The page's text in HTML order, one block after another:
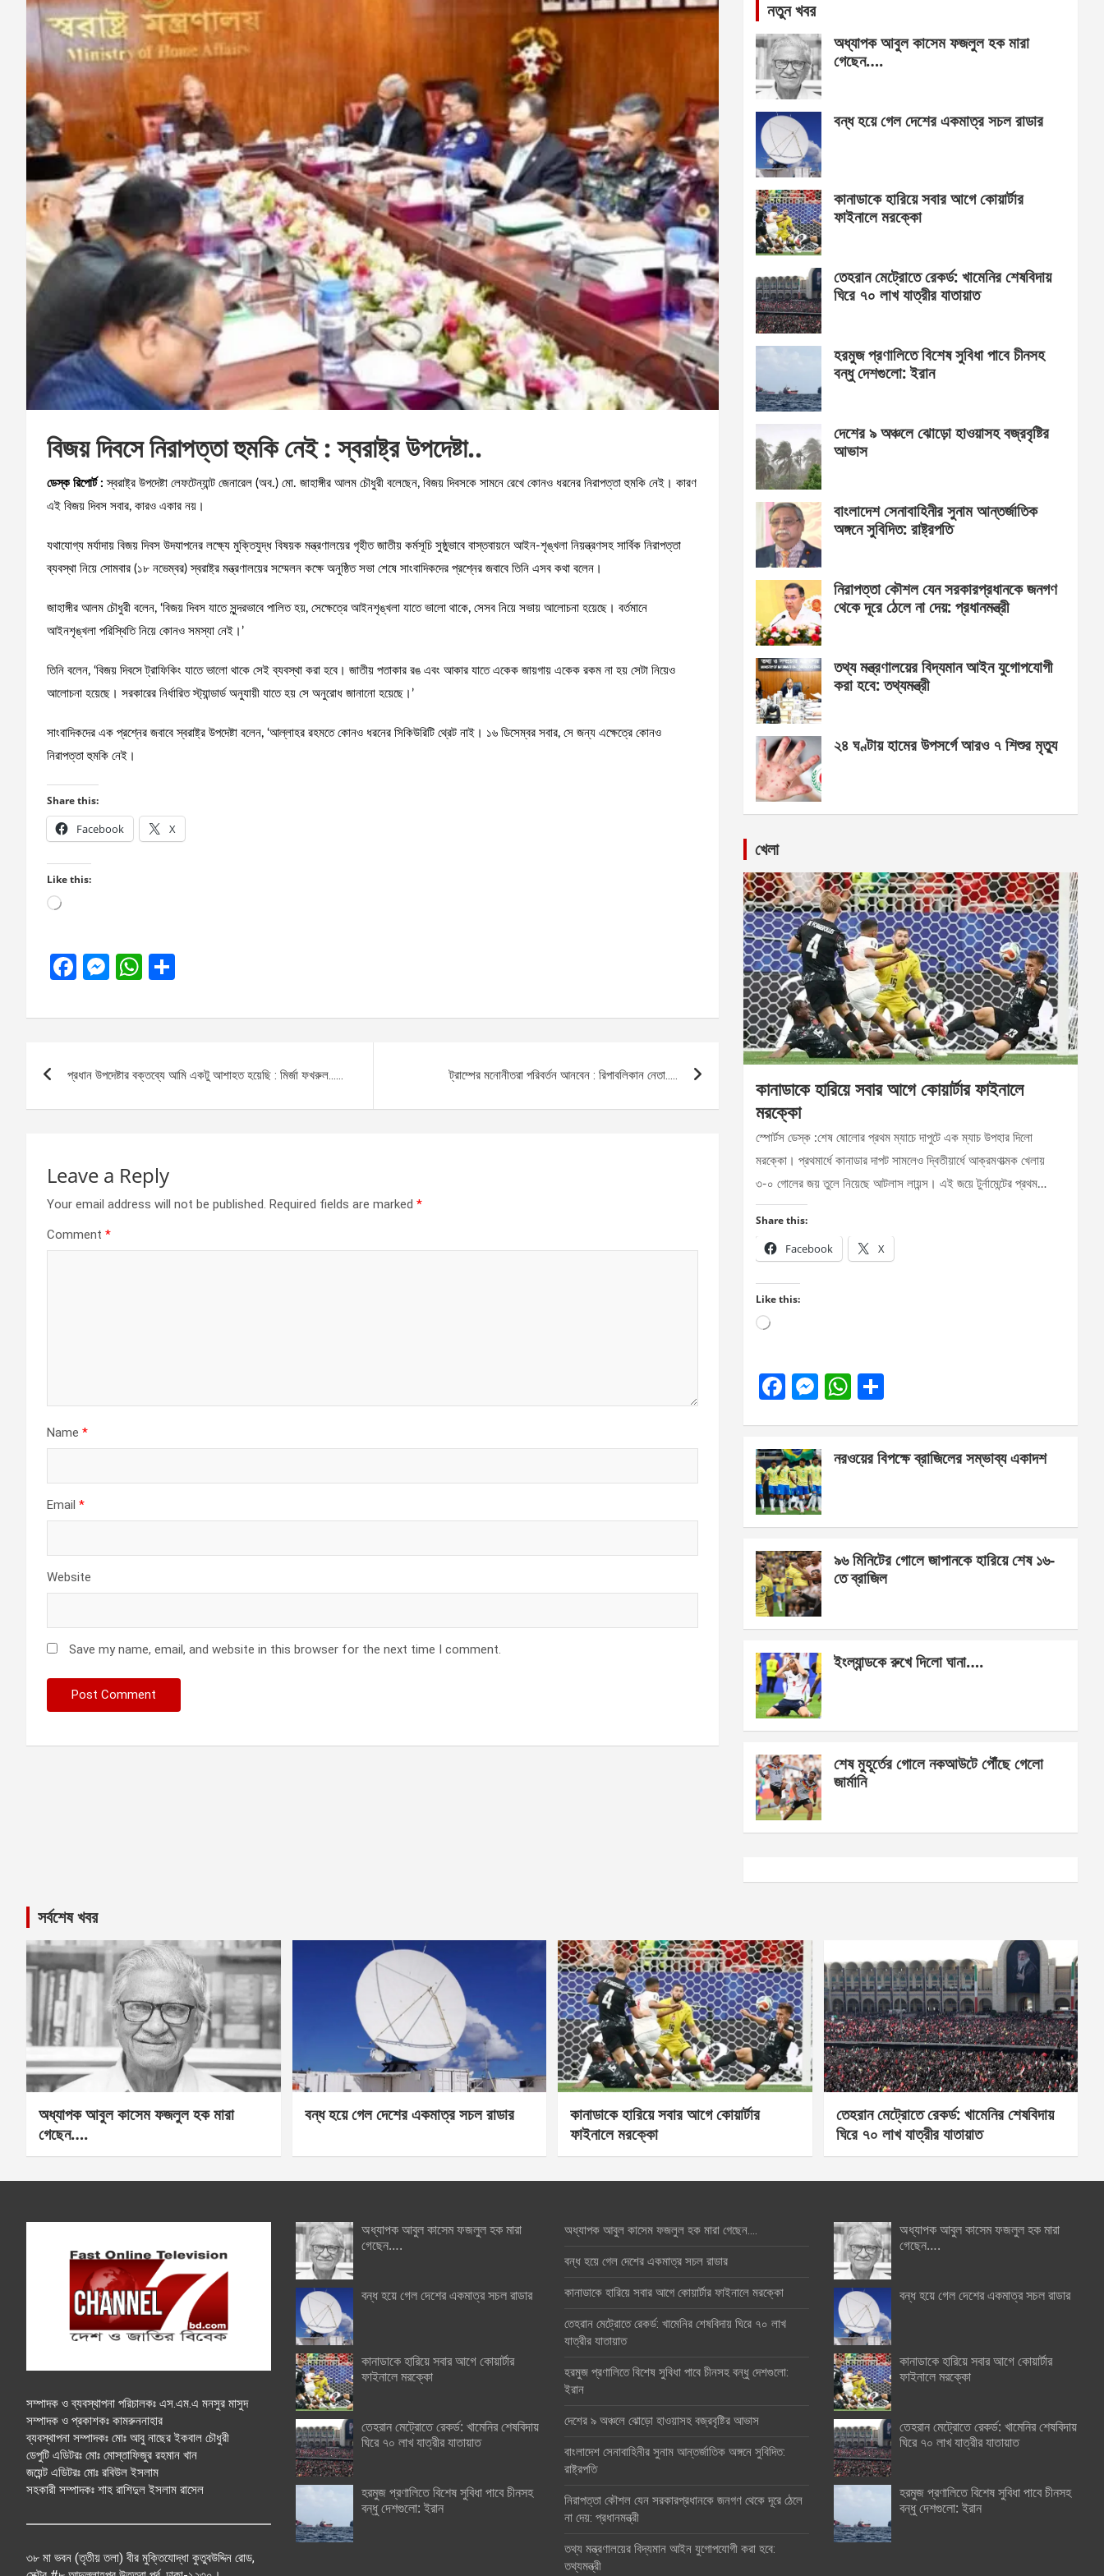
বিজয় দিবসে নিরাপত্তা হুমকি নেই : স্বরাষ্ট্র উপদেষ্টা..
ডেস্ক রিপোর্ট : স্বরাষ্ট্র উপদেষ্টা লেফটেন্যান্ট জেনারেল (অব.) মো. জাহাঙ্গীর আলম চৌধুরী বলেছেন, বিজয় দিবসকে সামনে রেখে কোনও ধরনের নিরাপত্তা হুমকি নেই। কারণ
এই বিজয় দিবস সবার, কারও একার নয়।
যথাযোগ্য মর্যাদায় বিজয় দিবস উদযাপনের লক্ষ্যে মুক্তিযুদ্ধ বিষয়ক মন্ত্রণালয়ের গৃহীত জাতীয় কর্মসূচি সুষ্ঠুভাবে বাস্তবায়নে আইন-শৃঙ্খলা নিয়ন্ত্রণসহ সার্বিক নিরাপত্তা
ব্যবস্থা নিয়ে সোমবার (১৮ নভেম্বর) স্বরাষ্ট্র মন্ত্রণালয়ের সম্মেলন কক্ষে অনুষ্ঠিত সভা শেষে সাংবাদিকদের প্রশ্নের জবাবে তিনি এসব কথা বলেন।
জাহাঙ্গীর আলম চৌধুরী বলেন, ‘বিজয় দিবস যাতে সুন্দরভাবে পালিত হয়, সেক্ষেত্রে আইনশৃঙ্খলা যাতে ভালো থাকে, সেসব নিয়ে সভায় আলোচনা হয়েছে। বর্তমানে
আইনশৃঙ্খলা পরিস্থিতি নিয়ে কোনও সমস্যা নেই।’
তিনি বলেন, ‘বিজয় দিবসে ট্রাফিকিং যাতে ভালো থাকে সেই ব্যবস্থা করা হবে। জাতীয় পতাকার রঙ এবং আকার যাতে একেক জায়গায় একেক রকম না হয় সেটা নিয়েও
আলোচনা হয়েছে। সরকারের নির্ধারিত স্ট্যান্ডার্ড অনুযায়ী যাতে হয় সে অনুরোধ জানানো হয়েছে।’
সাংবাদিকদের এক প্রশ্নের জবাবে স্বরাষ্ট্র উপদেষ্টা বলেন, ‘আল্লাহর রহমতে কোনও ধরনের সিকিউরিটি থ্রেট নাই। ১৬ ডিসেম্বর সবার, সে জন্য এক্ষেত্রে কোনও
নিরাপত্তা হুমকি নেই।
Share this:
Facebook X
Like this:
Loading…
F
ce
o
M
se
g
W
at
A
ar
navigation
প্রধান উপদেষ্টার বক্তব্যে আমি একটু আশাহত হয়েছি : মির্জা ফখরুল…… ট্রাম্পের মনোনীতরা পরিবর্তন আনবেন : রিপাবলিকান নেতা…..
Leave a Reply
Your email address will not be published. Required fields are marked *
Comment *
Name *
Email *
Website
Save my name, email, and website in this browser for the next time I comment.
নতুন খবর
অধ্যাপক আবুল কাসেম ফজলুল হক মারা
গেছেন….
বন্ধ হয়ে গেল দেশের একমাত্র সচল রাডার
কানাডাকে হারিয়ে সবার আগে কোয়ার্টার
ফাইনালে মরক্কো
তেহরান মেট্রোতে রেকর্ড: খামেনির শেষবিদায়
ঘিরে ৭০ লাখ যাত্রীর যাতায়াত
হরমুজ প্রণালিতে বিশেষ সুবিধা পাবে চীনসহ
বন্ধু দেশগুলো: ইরান
দেশের ৯ অঞ্চলে ঝোড়ো হাওয়াসহ বজ্রবৃষ্টির
আভাস
বাংলাদেশ সেনাবাহিনীর সুনাম আন্তর্জাতিক
অঙ্গনে সুবিদিত: রাষ্ট্রপতি
নিরাপত্তা কৌশল যেন সরকারপ্রধানকে জনগণ
থেকে দূরে ঠেলে না দেয়: প্রধানমন্ত্রী
তথ্য মন্ত্রণালয়ের বিদ্যমান আইন যুগোপযোগী
করা হবে: তথ্যমন্ত্রী
২৪ ঘণ্টায় হামের উপসর্গে আরও ৭ শিশুর মৃত্যু
খেলা
কানাডাকে হারিয়ে সবার আগে কোয়ার্টার ফাইনালে
মরক্কো
স্পোর্টস ডেস্ক :শেষ ষোলোর প্রথম ম্যাচে দাপুটে এক ম্যাচ উপহার দিলো
মরক্কো। প্রথমার্ধে কানাডার দাপট সামলেও দ্বিতীয়ার্ধে আক্রমণাত্মক খেলায়
৩-০ গোলের জয় তুলে নিয়েছে আটলাস লায়ন্স। এই জয়ে টুর্নামেন্টের প্রথম…
Share this:
Facebook X
Like this:
Loading…
F
b
o
o
k
M
n
g
er
W
s
e
নরওয়ের বিপক্ষে ব্রাজিলের সম্ভাব্য একাদশ
৯৬ মিনিটের গোলে জাপানকে হারিয়ে শেষ ১৬-
তে ব্রাজিল
ইংল্যান্ডকে রুখে দিলো ঘানা….
শেষ মুহূর্তের গোলে নকআউটে পৌঁছে গেলো
জার্মানি
সর্বশেষ খবর
অধ্যাপক আবুল কাসেম ফজলুল হক মারা
গেছেন….
বন্ধ হয়ে গেল দেশের একমাত্র সচল রাডার
কানাডাকে হারিয়ে সবার আগে কোয়ার্টার
ফাইনালে মরক্কো
তেহরান মেট্রোতে রেকর্ড: খামেনির শেষবিদায়
ঘিরে ৭০ লাখ যাত্রীর যাতায়াত
সম্পাদক ও ব্যবস্থাপনা পরিচালকঃ এস.এম.এ মনসুর মাসুদ
সম্পাদক ও প্রকাশকঃ কামরুননাহার
ব্যবস্থাপনা সম্পাদকঃ মোঃ আবু নাছের ইকবাল চৌধুরী
ডেপুটি এডিটরঃ মোঃ মোস্তাফিজুর রহমান খান
জয়েন্ট এডিটরঃ মোঃ রবিউল ইসলাম
সহকারী সম্পাদকঃ শাহ রাশিদুল ইসলাম রাসেল
৩৮ মা ভবন (তৃতীয় তলা) বীর মুক্তিযোদ্ধা কুতুবউদ্দিন রোড,
অধ্যাপক আবুল কাসেম ফজলুল হক মারা
গেছেন….
বন্ধ হয়ে গেল দেশের একমাত্র সচল রাডার
কানাডাকে হারিয়ে সবার আগে কোয়ার্টার
ফাইনালে মরক্কো
তেহরান মেট্রোতে রেকর্ড: খামেনির শেষবিদায়
ঘিরে ৭০ লাখ যাত্রীর যাতায়াত
হরমুজ প্রণালিতে বিশেষ সুবিধা পাবে চীনসহ
বন্ধু দেশগুলো: ইরান
অধ্যাপক আবুল কাসেম ফজলুল হক মারা গেছেন….
বন্ধ হয়ে গেল দেশের একমাত্র সচল রাডার
কানাডাকে হারিয়ে সবার আগে কোয়ার্টার ফাইনালে মরক্কো
তেহরান মেট্রোতে রেকর্ড: খামেনির শেষবিদায় ঘিরে ৭০ লাখ
যাত্রীর যাতায়াত
হরমুজ প্রণালিতে বিশেষ সুবিধা পাবে চীনসহ বন্ধু দেশগুলো:
ইরান
দেশের ৯ অঞ্চলে ঝোড়ো হাওয়াসহ বজ্রবৃষ্টির আভাস
বাংলাদেশ সেনাবাহিনীর সুনাম আন্তর্জাতিক অঙ্গনে সুবিদিত:
রাষ্ট্রপতি
নিরাপত্তা কৌশল যেন সরকারপ্রধানকে জনগণ থেকে দূরে ঠেলে
না দেয়: প্রধানমন্ত্রী
তথ্য মন্ত্রণালয়ের বিদ্যমান আইন যুগোপযোগী করা হবে:
তথ্যমন্ত্রী
অধ্যাপক আবুল কাসেম ফজলুল হক মারা
গেছেন….
বন্ধ হয়ে গেল দেশের একমাত্র সচল রাডার
কানাডাকে হারিয়ে সবার আগে কোয়ার্টার
ফাইনালে মরক্কো
তেহরান মেট্রোতে রেকর্ড: খামেনির শেষবিদায়
ঘিরে ৭০ লাখ যাত্রীর যাতায়াত
হরমুজ প্রণালিতে বিশেষ সুবিধা পাবে চীনসহ
বন্ধু দেশগুলো: ইরান